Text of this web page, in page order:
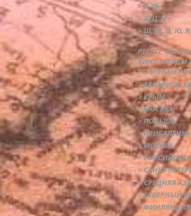
> У, Ф
> Х, Ц, Ч
> Ш, Щ, Э, Ю, Я
РЕЕСТР
КИНОЗВЕЗДЫ
РЕГИОНАМ
> БЕЛАРУСЬ,
> КРЫМ
> МОСКВА
> ПОЛЬША
>
> МОСКВА
>
> САНКТ-
> СРЕДНЯЯ
> СЕВЕРНЫЙ
> ФИНЛЯНДИЯ